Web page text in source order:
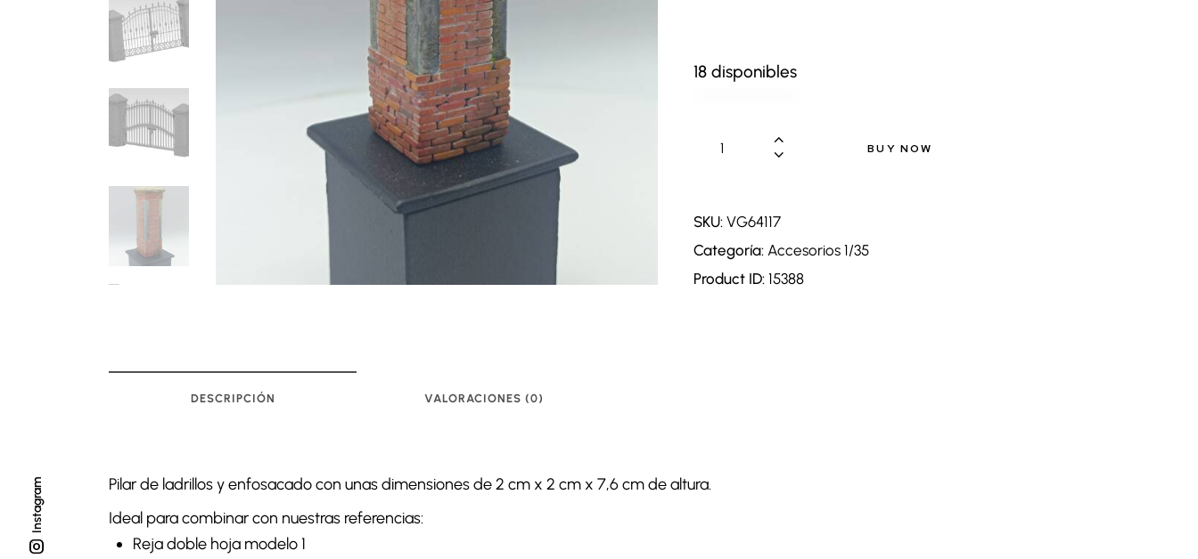
18 disponibles
BUY NOW
SKU: VG64117
Categoría: Accesorios 1/35
Product ID: 15388
DESCRIPCIÓN VALORACIONES (0)
Pilar de ladrillos y enfosacado con unas dimensiones de 2 cm x 2 cm x 7,6 cm de altura.
Ideal para combinar con nuestras referencias:
Reja doble hoja modelo 1
Instagram